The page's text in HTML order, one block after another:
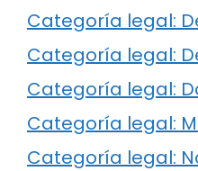
Categoría legal:
Categoría legal:
Categoría legal:
Categoría legal:
Categoría legal: